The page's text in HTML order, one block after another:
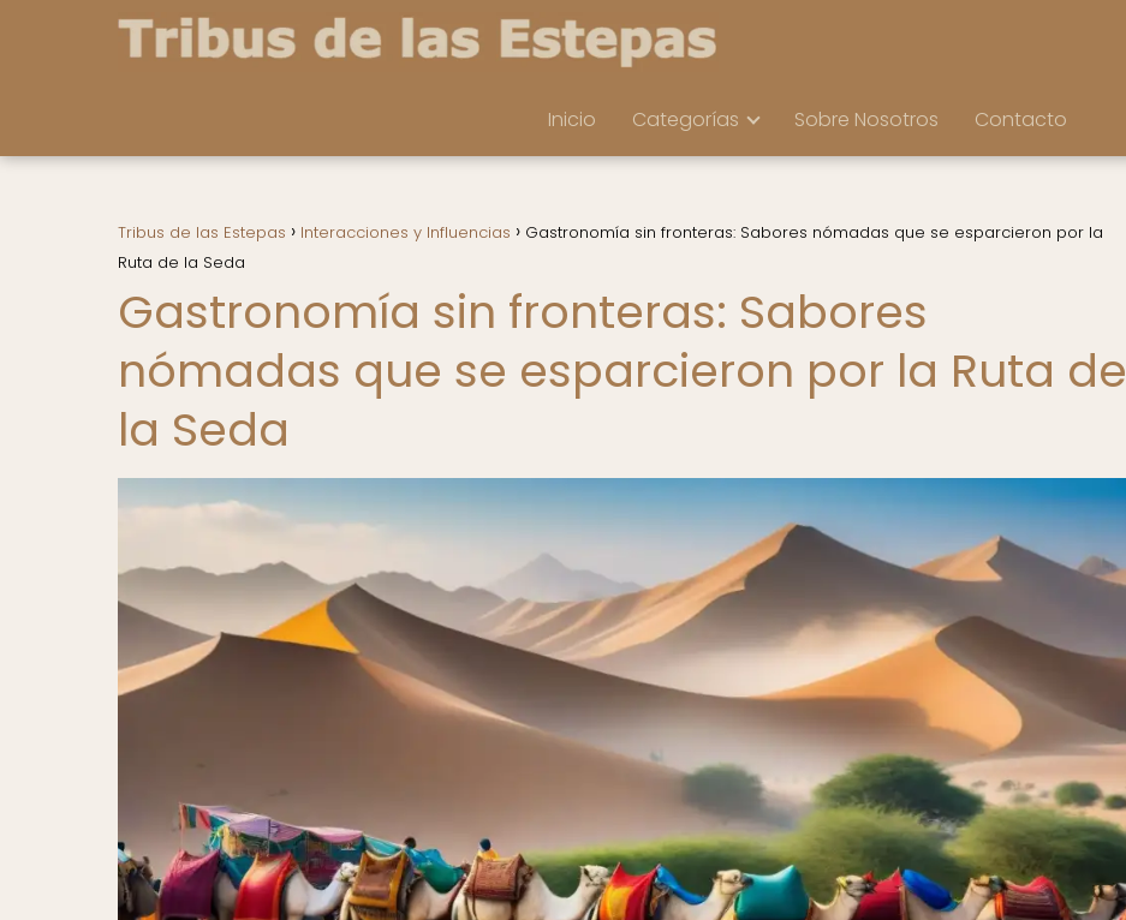
Inicio Categorías Sobre Nosotros Contacto
Tribus de las Estepas Interacciones y Influencias
Gastronomía sin fronteras: Sabores nómadas que se esparcieron por la
Ruta de la Seda
Gastronomía sin fronteras: Sabores
nómadas que se esparcieron por la Ruta de
la Seda